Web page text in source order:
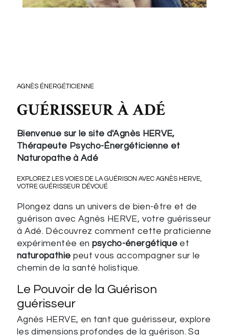
AGNÈS ÉNERGÉTICIENNE
GUÉRISSEUR À ADÉ
Bienvenue sur le site d'Agnès HERVE,
Thérapeute Psycho-Énergéticienne et
Naturopathe à Adé
EXPLOREZ LES VOIES DE LA GUÉRISON AVEC AGNÈS HERVE,
VOTRE GUÉRISSEUR DÉVOUÉ
Plongez dans un univers de bien-être et de
guérison avec Agnès HERVE, votre guérisseur
à Adé. Découvrez comment cette praticienne
expérimentée en psycho-énergétiqueet
naturopathie peut vous accompagner sur le
chemin de la santé holistique.
Le Pouvoir de la Guérison
guérisseur
Agnès HERVE, en tant que guérisseur, explore
les dimensions profondes de la guérison. Sa